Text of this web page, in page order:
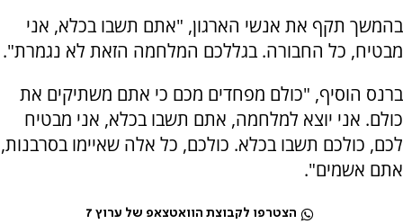
בהמשך תקף את אנשי הארגון, "אתם תשבו בכלא, אני
מבטיח, כל החבורה. בגללכם המלחמה הזאת לא נגמרת".
ברנס הוסיף, "כולם מפחדים מכם כי אתם משתיקים את
כולם. אני יוצא למלחמה, אתם תשבו בכלא, אני מבטיח
לכם, כולכם תשבו בכלא. כולכם, כל אלה שאיימו בסרבנות,
אתם אשמים".
הצטרפו לקבוצת הוואטצאפ של ערוץ 7